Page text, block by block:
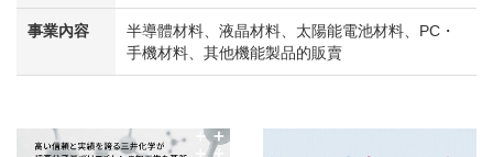
事業內容
半導體材料、液晶材料、太陽能電池材料、PC・
手機材料、其他機能製品的販賣